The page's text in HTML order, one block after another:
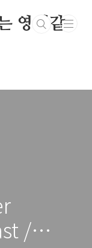
영원같
/